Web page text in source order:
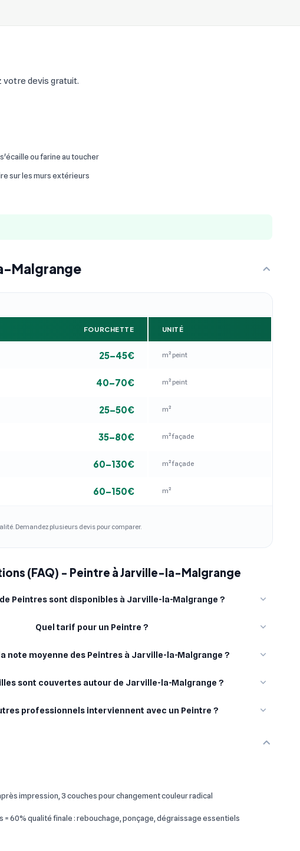
votre devis gratuit.
ou farine au toucher
sur les murs extérieurs
Malgrange
FOURCHETTE UNITÉ
25–45€ m² peint
40–70€ m² peint
25–50€ m²
35–80€ m² façade
60–130€ m² façade
60–150€ m²
Demandez plusieurs devis pour comparer.
(FAQ) - Peintre à Jarville-la-Malgrange
Peintres sont disponibles à Jarville-la-Malgrange ?
Quel tarif pour un Peintre ?
note moyenne des Peintres à Jarville-la-Malgrange ?
sont couvertes autour de Jarville-la-Malgrange ?
professionnels interviennent avec un Peintre ?
impression, 3 couches pour changement couleur radical
= 60% qualité finale : rebouchage, ponçage, dégraissage essentiels